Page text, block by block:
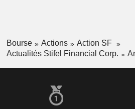
Bourse Actions
Action SF
Actualités Stifel Financial Corp.